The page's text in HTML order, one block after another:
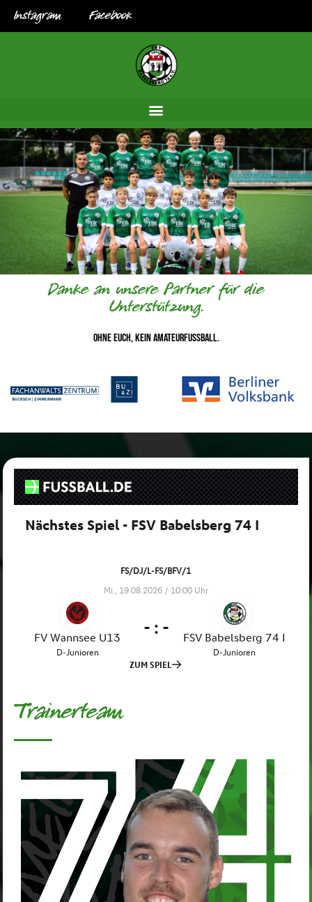
Instagram Facebook
Danke an unsere Partner für die
Unterstützung.
Ohne euch, kein Amateurfussball.
Trainerteam